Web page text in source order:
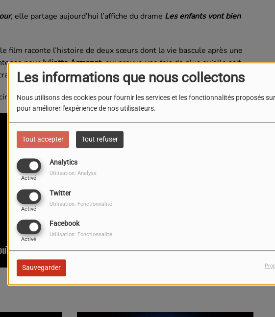
Les informations que nous collectons
Nous utilisons des cookies pour fournir les services et les fonctionnalités proposés
pour améliorer l'expérience de nos utilisateurs.
Tout accepter Tout refuser
Analytics
Activé
Utilisation: Analyse
Twitter
Activé
Utilisation: Fonctionnalité
Facebook
Activé
Utilisation: Fonctionnalité
Sauvegarder
, elle partage aujourd’hui l’affiche du drame Les enfants vont bien
film raconte l’histoire de deux sœurs dont la vie bascule après une
pourJuliette Armanet, qui prouve une fois de plus qu’elle sait
que sur scène !
!